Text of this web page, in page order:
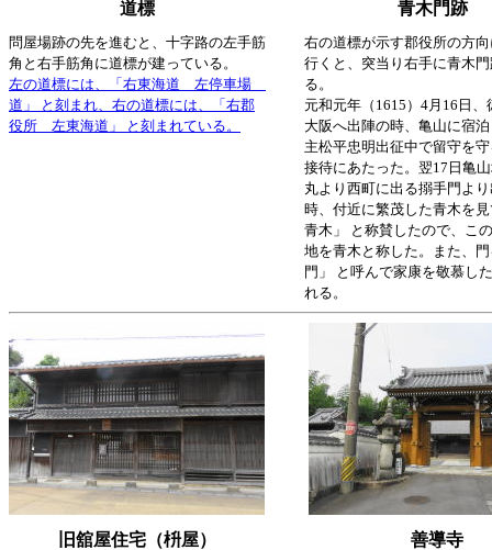
道標 青木門跡
問屋場跡の先を進むと、十字路の左手筋
角と右手筋角に道標が建っている。
左の道標には、「右東海道 左停車場
道」 と刻まれ、右の道標には、「右郡
役所 左東海道」 と刻まれている。
右の道標が示す郡役所の方
行くと、突当り右手に青木
る。
元和元年（1615）4月16日、
大阪へ出陣の時、亀山に宿
主松平忠明出征中で留守を
接待にあたった。翌17日亀
丸より西町に出る搦手門よ
時、付近に繁茂した青木を
青木」 と称賛したので、こ
地を青木と称した。また、
門」 と呼んで家康を敬慕し
れる。
旧舘屋住宅（枡屋） 善導寺